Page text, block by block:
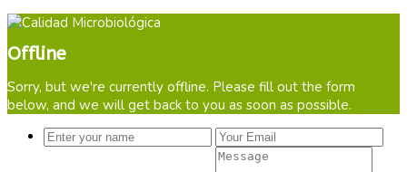
Offline
Sorry, but we're currently offline. Please fill out the form
below, and we will get back to you as soon as possible.